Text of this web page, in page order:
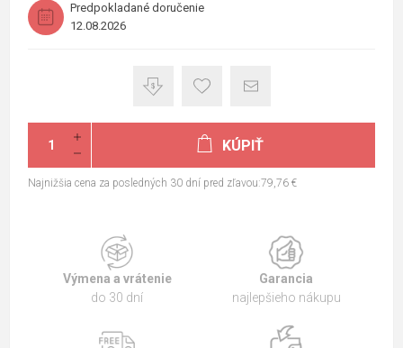
Predpokladané doručenie
12.08.2026
KÚPIŤ
Najnižšia cena za posledných 30 dní pred zľavou:79,76 €
Výmena a vrátenie
do 30 dní
Garancia
najlepšieho nákupu